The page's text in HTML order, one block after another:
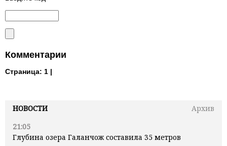
НОВОСТИ
Архив
21:05
Глубина озера Галанчож составила 35 метров
Комментарии
Страница: 1 |